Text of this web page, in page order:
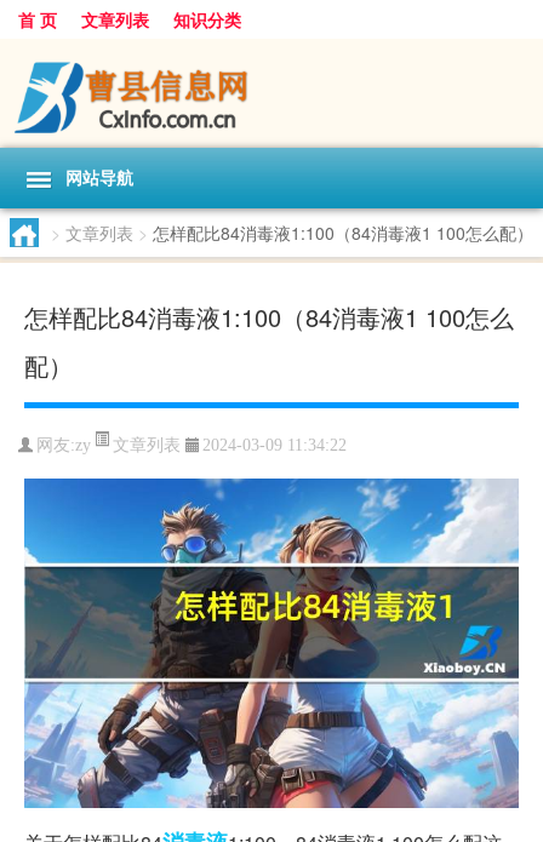
首 页 文章列表 知识分类
网站导航
> 文章列表 > 怎样配比84消毒液1:100（84消毒液1 100怎么配）
怎样配比84消毒液1:100（84消毒液1 100怎么
配）
网友:zy 文章列表 2024-03-09 11:34:22